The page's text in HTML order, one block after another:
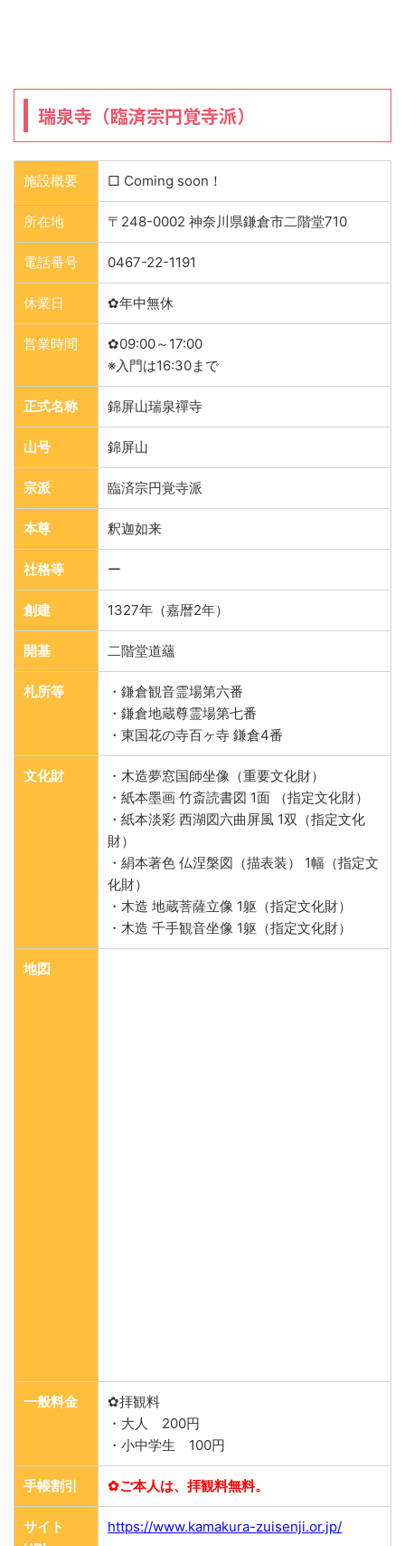
瑞泉寺（臨済宗円覚寺派）
施設概要 □ Coming soon！
所在地 〒248-0002 神奈川県鎌倉市二階堂710
電話番号 0467-22-1191
休業日 ✿年中無休
営業時間
✿09:00～17:00
※入門は16:30まで
正式名称 錦屏山瑞泉禪寺
山号 錦屏山
宗派 臨済宗円覚寺派
本尊 釈迦如来
社格等 ー
創建 1327年（嘉暦2年）
開基 二階堂道蘊
札所等
・鎌倉観音霊場第六番
・鎌倉地蔵尊霊場第七番
・東国花の寺百ヶ寺 鎌倉4番
文化財
・木造夢窓国師坐像（重要文化財）
・紙本墨画 竹斎読書図 1面 （指定文化財）
・紙本淡彩 西湖図六曲屏風 1双（指定文化
財）
・絹本著色 仏涅槃図（描表装） 1幅（指定文
化財）
・木造 地蔵菩薩立像 1躯（指定文化財）
・木造 千手観音坐像 1躯（指定文化財）
地図
一般料金
✿拝観料
・大人 200円
・小中学生 100円
手帳割引 ✿ご本人は、拝観料無料。
サイト
https://www.kamakura-zuisenji.or.jp/